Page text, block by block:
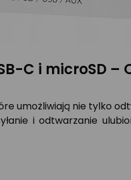
C i microSD
umożliwiają nie tylko
i odtwarzanie